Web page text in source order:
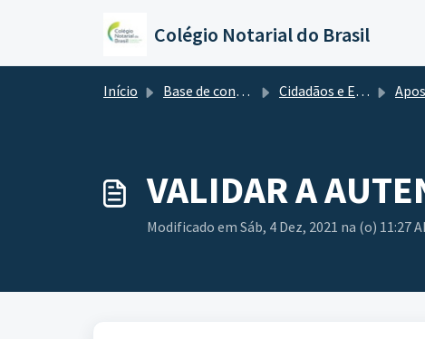
Colégio Notarial do Brasil
Início Base de conhecimento Cidadãos e Empresas
VALIDAR A
Modificado em Sáb, 4 Dez, 2021 na (o) 11:27